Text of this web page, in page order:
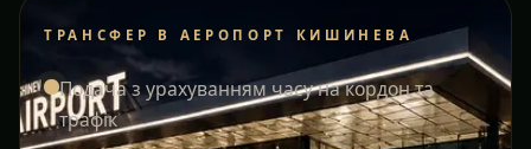
ТРАНСФЕР В АЕРОПОРТ КИШИНЕВА
Подача з урахуванням часу на кордон та
трафік